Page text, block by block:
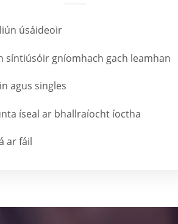
úsáideoir
síntiúsóir gníomhach gach leamhan
agus singles
íseal ar bhallraíocht íoctha
ar fáil